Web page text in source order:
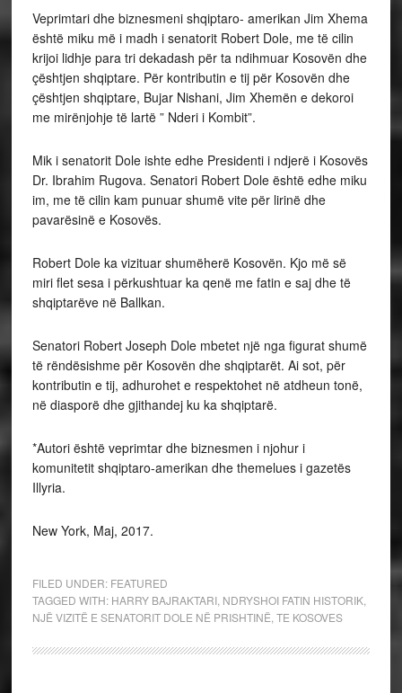
Veprimtari dhe biznesmeni shqiptaro- amerikan Jim Xhema
është miku më i madh i senatorit Robert Dole, me të cilin
krijoi lidhje para tri dekadash për ta ndihmuar Kosovën dhe
çështjen shqiptare. Për kontributin e tij për Kosovën dhe
çështjen shqiptare, Bujar Nishani, Jim Xhemën e dekoroi
me mirënjohje të lartë ” Nderi i Kombit”.
Mik i senatorit Dole ishte edhe Presidenti i ndjerë i Kosovës
Dr. Ibrahim Rugova. Senatori Robert Dole është edhe miku
im, me të cilin kam punuar shumë vite për lirinë dhe
pavarësinë e Kosovës.
Robert Dole ka vizituar shumëherë Kosovën. Kjo më së
miri flet sesa i përkushtuar ka qenë me fatin e saj dhe të
shqiptarëve në Ballkan.
Senatori Robert Joseph Dole mbetet një nga figurat shumë
të rëndësishme për Kosovën dhe shqiptarët. Ai sot, për
kontributin e tij, adhurohet e respektohet në atdheun tonë,
në diasporë dhe gjithandej ku ka shqiptarë.
*Autori është veprimtar dhe biznesmen i njohur i
komunitetit shqiptaro-amerikan dhe themelues i gazetës
Illyria.
New York, Maj, 2017.
FILED UNDER: FEATURED
TAGGED WITH: HARRY BAJRAKTARI, NDRYSHOI FATIN HISTORIK,
NJË VIZITË E SENATORIT DOLE NË PRISHTINË TE KOSOVES